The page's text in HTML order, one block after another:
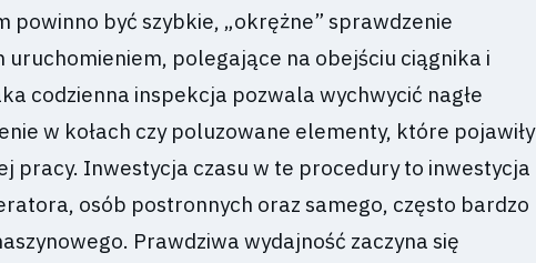
powinno być szybkie, „okrężne” sprawdzenie
uruchomieniem, polegające na obejściu ciągnika i
codzienna inspekcja pozwala wychwycić nagłe
w kołach czy poluzowane elementy, które pojawiły
pracy. Inwestycja czasu w te procedury to inwestycja
osób postronnych oraz samego, często bardzo
Prawdziwa wydajność zaczyna się